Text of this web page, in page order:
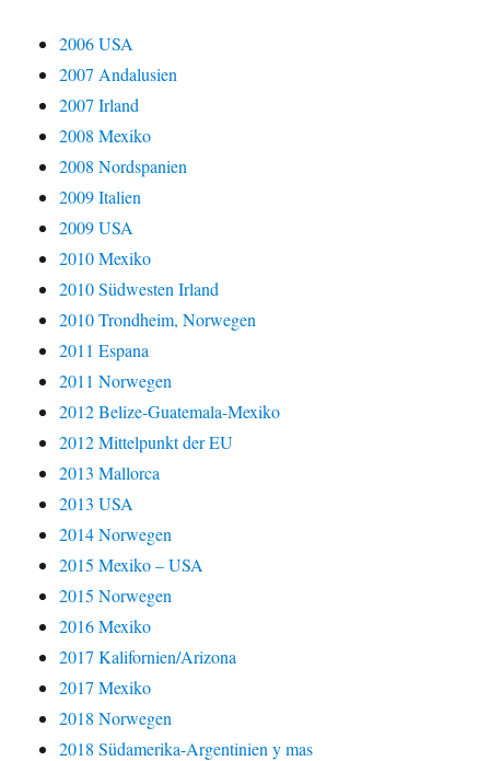
2006 USA
2007 Andalusien
2007 Irland
2008 Mexiko
2008 Nordspanien
2009 Italien
2009 USA
2010 Mexiko
2010 Südwesten Irland
2010 Trondheim, Norwegen
2011 Espana
2011 Norwegen
2012 Belize-Guatemala-Mexiko
2012 Mittelpunkt der EU
2013 Mallorca
2013 USA
2014 Norwegen
2015 Mexiko – USA
2015 Norwegen
2016 Mexiko
2017 Kalifornien/Arizona
2017 Mexiko
2018 Norwegen
2018 Südamerika-Argentinien y mas